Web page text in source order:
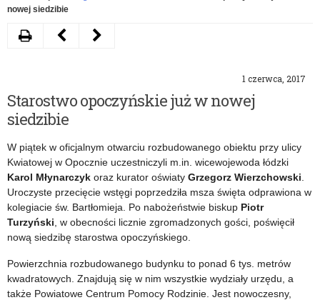
nowej siedzibie
1 czerwca, 2017
Starostwo opoczyńskie już w nowej
siedzibie
W piątek w oficjalnym otwarciu rozbudowanego obiektu przy ulicy
Kwiatowej w Opocznie uczestniczyli m.in. wicewojewoda łódzki
Karol Młynarczyk oraz kurator oświaty Grzegorz Wierzchowski
Uroczyste przecięcie wstęgi poprzedziła msza święta odprawiona w
kolegiacie św. Bartłomieja. Po nabożeństwie biskup Piotr
Turzyński , w obecności licznie zgromadzonych gości, poświęcił
nową siedzibę starostwa opoczyńskiego.
Powierzchnia rozbudowanego budynku to ponad 6 tys. metrów
kwadratowych. Znajdują się w nim wszystkie wydziały urzędu, a
także Powiatowe Centrum Pomocy Rodzinie. Jest nowoczesny,
DrukujNastępny
Wojewódzki
Poetycki
„Pomagam,
bo
lubię”
Poprzedni
lat
–
Profesjonalni,
Sprawni,
Pomocni”